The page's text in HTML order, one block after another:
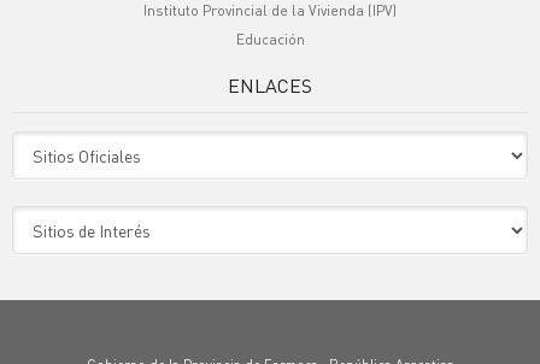
Instituto Provincial de la Vivienda (IPV)
Educación
ENLACES